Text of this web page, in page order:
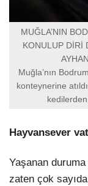
MUĞLA’NIN
KONULUP DİRİ
Muğla’nın
konteynerine
kedilerden
Hayvansever
Yaşanan
zaten çok